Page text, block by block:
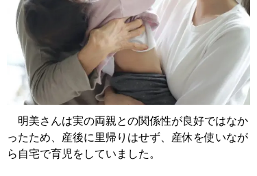
明美さんは実の両親との関係性が良好ではなか
ったため、産後に里帰りはせず、産休を使いなが
ら自宅で育児をしていました。